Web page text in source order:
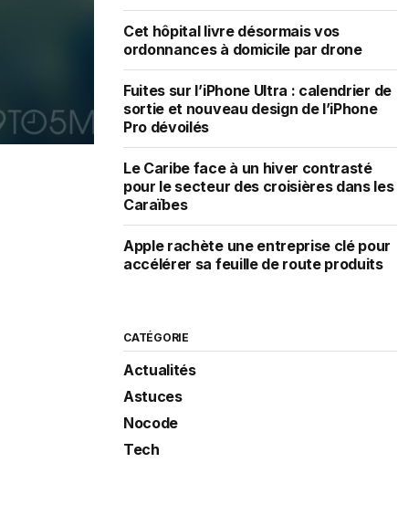
Cet hôpital livre désormais vos
ordonnances à domicile par drone
Fuites sur l’iPhone Ultra : calendrier de
sortie et nouveau design de l’iPhone
Pro dévoilés
Le Caribe face à un hiver contrasté
pour le secteur des croisières dans les
Caraïbes
Apple rachète une entreprise clé pour
accélérer sa feuille de route produits
CATÉGORIE
Actualités
Astuces
Nocode
Tech